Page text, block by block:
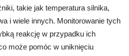
takie jak temperatura silnika,
i wiele innych. Monitorowanie tych
reakcję w przypadku ich
może pomóc w uniknięciu